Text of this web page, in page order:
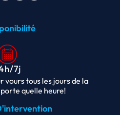
vours tous les jours de la
quelle heure!
7j